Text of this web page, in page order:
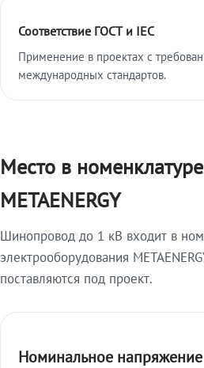
Соответствие ГОСТ и IEC
Применение в проектах с
международных стандартов.
Место в номенклатуре
METAENERGY
Шинопровод до 1 кВ входит в
электрооборудования
поставляются под проект.
Номинальное напряжение